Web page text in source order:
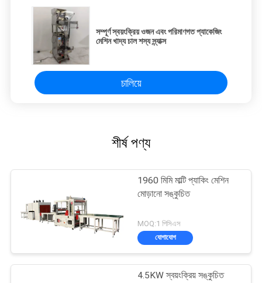
সম্পূর্ণ স্বয়ংক্রিয় ওজন এবং পরিমাণগত প্যাকেজিং
মেশিন খাদ্য চাল শস্য স্ন্যাক্স
চালিয়ে
শীর্ষ পণ্য
1960 মিমি মাল্টি প্যাকিং মেশিন
মোড়ানো সঙ্কুচিত
MOQ:1 পিসিএস
যোগাযোগ
4.5KW স্বয়ংক্রিয় সঙ্কুচিত